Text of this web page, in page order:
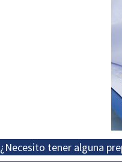
¿Necesito tener alguna